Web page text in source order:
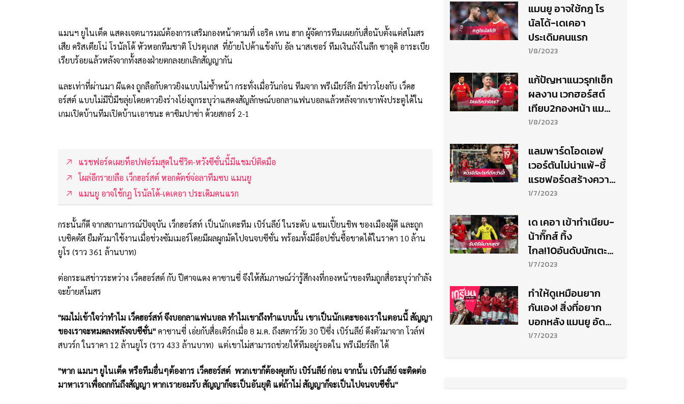
แมนฯ ยูไนเต็ด แสดงเจตนารมณ์ต้องการเสริมกองหน้าตามที่ เอริค เทน ฮาก ผู้จัดการทีมเผยกับสื่อนับตั้งแต่สโมสร
เสีย คริสเตียโน่ โรนัลโด้ หัวหอกทีมชาติ โปรตุเกส ที่ย้ายไปค้าแข้งกับ อัล นาสเซอร์ ทีมเงินถังในลีก ซาอุดิ อาระเบีย
เรียบร้อยแล้วหลังจากทั้งสองฝ่ายตกลงยกเลิกสัญญากัน
และเท่าที่ผ่านมา ผีแดง ถูกลือกับดาวยิงแบบไม่ซ้ำหน้า กระทั่งเมื่อวันก่อน ทีมจาก พรีเมียร์ลีก มีข่าวโยงกับ เว็คฮ
อร์สต์ แบบไม่มีปี่มีขลุ่ยโดยดาวยิงร่างโย่งถูกระบุว่าแสดงสัญลักษณ์บอกลาแฟนบอลแล้วหลังจากเขาพังประตูได้ใน
เกมเปิดบ้านทีมเปิดบ้านเอาชนะ คาซิมปาซ่า ด้วยสกอร์ 2-1
แรชฟอร์ดเผยท็อปฟอร์มสุดในชีวิต-หวังซีซั่นนี้มีแชมป์ติดมือ
โผล่อีกราย!ลือ เว็กฮอร์สต์ หอกดัตช์จ่อลาทีมซบ แมนยู
แมนยู อาจใช้กฎ โรนัลโด้-เดเคอา ประเดิมคนแรก
กระนั้นก็ดี จากสถานการณ์ปัจจุบัน เว็กฮอร์สท์ เป็นนักเตะทีม เบิร์นลีย์ ในระดับ แชมเปี้ยนชิพ ของเมืองผู้ดี และถูก
เบซิคตัส ยืมตัวมาใช้งานเมื่อช่วงซัมเมอร์โดยมีผลผูกมัดไปจนจบซีซั่น พร้อมทั้งมีอ็อปชั่นซื้อขาดได้ในราคา 10 ล้าน
ยูโร (ราว 361 ล้านบาท)
ต่อกระแสข่าวระหว่าง เว็คฮอร์สต์ กับ ปีศาจแดง คาซานซี่ จึงให้สัมภาษณ์ว่ารู้สึกงงที่กองหน้าของทีมถูกสื่อระบุว่ากำลัง
จะย้ายสโมสร
"ผมไม่เข้าใจว่าทำไม เว็คฮอร์สท์ จึงบอกลาแฟนบอล ทำไมเขาถึงทำแบบนั้น เขาเป็นนักเตะของเราในตอนนี้ สัญญา
ของเราจะหมดลงหลังจบซีซั่น"คาซานซี่ เอ่ยกับสื่อเติร์กเมื่อ 8 ม.ค. ถึงสตาร์วัย 30 ปีซึ่ง เบิร์นลีย์ ดึงตัวมาจาก โวล์ฟ
สบวร์ก ในราคา 12 ล้านยูโร (ราว 433 ล้านบาท) แต่เขาไม่สามารถช่วยให้ทีมอยู่รอดใน พรีเมียร์ลีก ได้
"หาก แมนฯ ยูไนเต็ด หรือทีมอื่นๆต้องการ เว็คฮอร์สต์ พวกเขาก็ต้องคุยกับ เบิร์นลีย์ ก่อน จากนั้น เบิร์นลีย์ จะติดต่อ
มาหาเราเพื่อถกกันถึงสัญญา หากเรายอมรับ สัญญาก็จะเป็นอันยุติ แต่ถ้าไม่ สัญญาก็จะเป็นไปจนจบซีซั่น"
แมนยู อาจใช้กฎ โร
นัลโด้-เดเคอา
ประเดิมคนแรก
1/8/2023
แก้ปัญหาแนวรุก!เช็ก
ผลงาน เวกฮอร์สต์
เทียบ2กองหน้า แมน
ยู
1/8/2023
แลมพาร์ดโอดเอฟ
เวอร์ตันไม่น่าแพ้-ชี้
แรชฟอร์ดสร้างความ
แตกต่าง
1/7/2023
เด เคอา เข้าทำเนียบ-
น้ากิ๊กส์ ทิ้ง
ไกล!10อันดับนักเตะ
เล่นให้ แมนยู มากสุด
1/7/2023
ทำให้ดูเหมือนยาก
กันเอง! สิ่งที่อยาก
บอกหลัง แมนยู อัด
เอฟเวอร์ตัน ฉลุยเอฟ
1/7/2023